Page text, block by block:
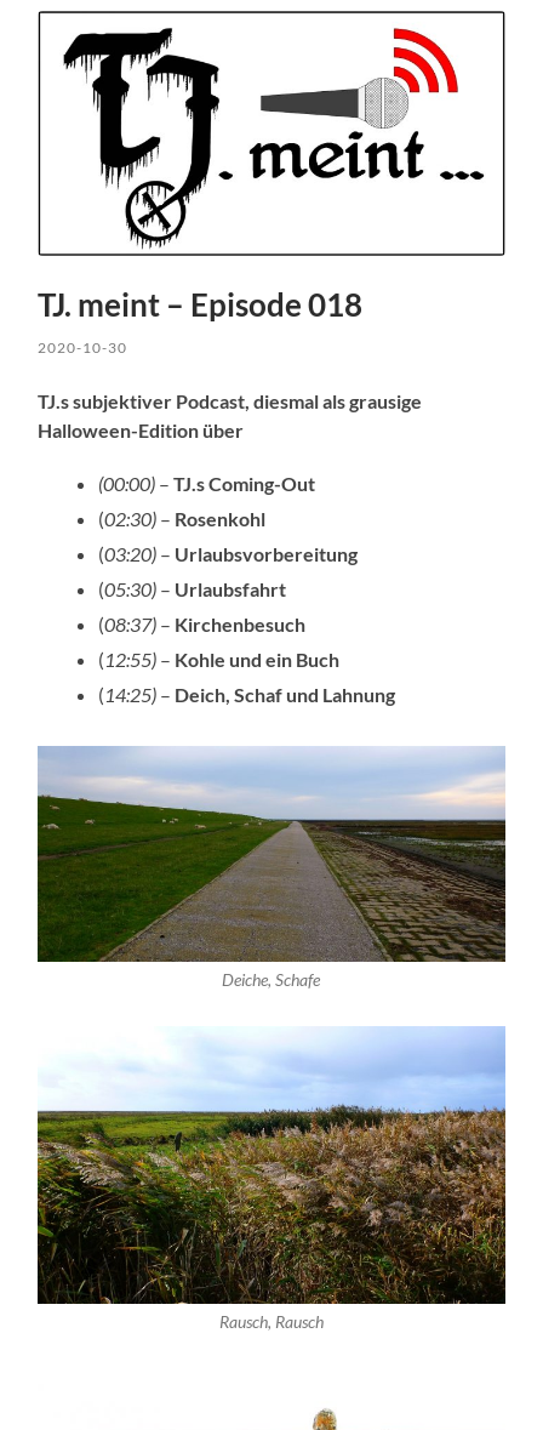
TJ. meint – Episode 018
2020-10-30
TJ.s subjektiver Podcast, diesmal als grausige
Halloween-Edition über
(00:00) –TJ.s Coming-Out
(02:30) – Rosenkohl
(03:20) – Urlaubsvorbereitung
(05:30) – Urlaubsfahrt
(08:37) – Kirchenbesuch
(12:55) – Kohle und ein Buch
(14:25) – Deich, Schaf und Lahnung
Deiche, Schafe
Rausch, Rausch